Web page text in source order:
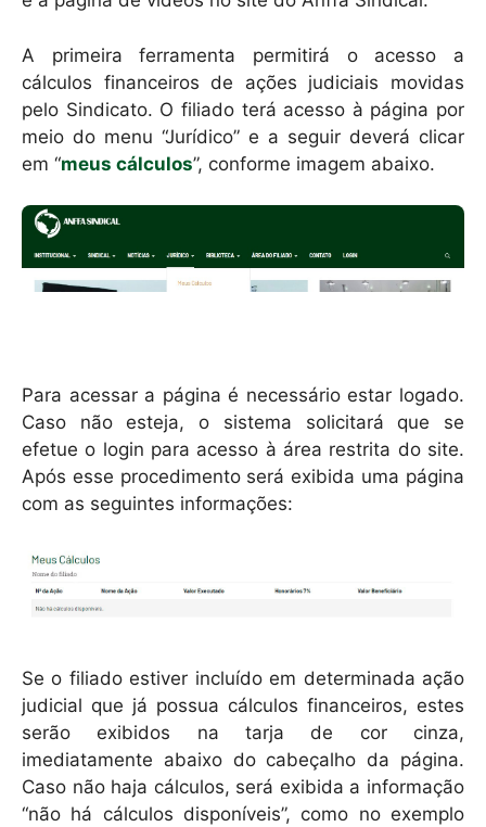
A primeira ferramenta permitirá o acesso a
cálculos financeiros de ações judiciais movidas
pelo Sindicato. O filiado terá acesso à página por
meio do menu “Jurídico” e a seguir deverá clicar
em “meus cálculos”, conforme imagem abaixo.
Para acessar a página é necessário estar logado.
Caso não esteja, o sistema solicitará que se
efetue o login para acesso à área restrita do site.
Após esse procedimento será exibida uma página
com as seguintes informações:
Se o filiado estiver incluído em determinada ação
judicial que já possua cálculos financeiros, estes
serão exibidos na tarja de cor cinza,
imediatamente abaixo do cabeçalho da página.
Caso não haja cálculos, será exibida a informação
“não há cálculos disponíveis”, como no exemplo